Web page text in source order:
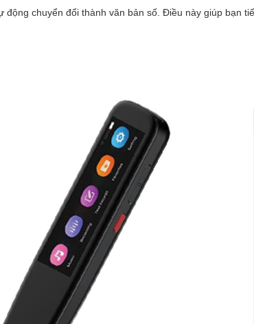
động chuyển đổi thành văn bản số. Điều này giúp bạn